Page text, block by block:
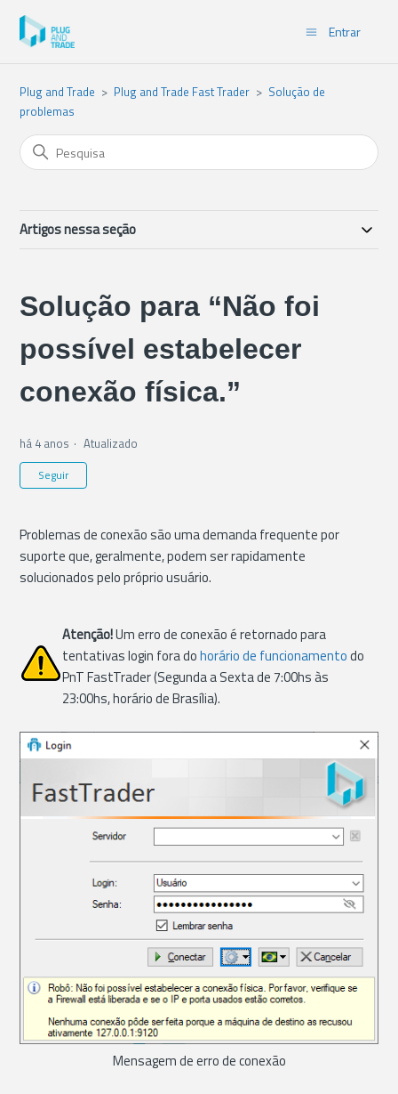
Entrar
Plug and Trade Plug and Trade Fast Trader
Solução de
problemas
Artigos nessa seção
Solução para “Não foi
possível estabelecer
conexão física.”
há 4 anos Atualizado
Seguir
Problemas de conexão são uma demanda frequente por
suporte que, geralmente, podem ser rapidamente
solucionados pelo próprio usuário.
Atenção!Um erro de conexão é retornado para
tentativas login fora dohorário de funcionamentodo
PnT FastTrader (Segunda a Sexta de 7:00hs às
23:00hs, horário de Brasília).
Mensagem de erro de conexão